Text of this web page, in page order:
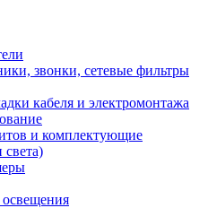
звонки, сетевые фильтры
кабеля и электромонтажа
и комплектующие